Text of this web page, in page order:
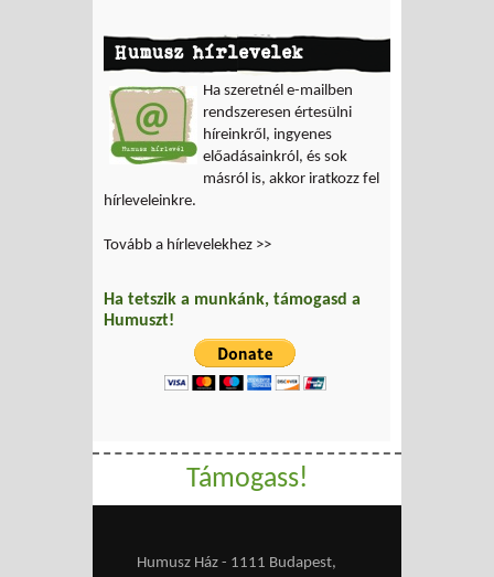
Humusz hírlevelek
Ha szeretnél e-mailben
rendszeresen értesülni
híreinkről, ingyenes
előadásainkról, és sok
másról is, akkor iratkozz fel
hírleveleinkre.
Tovább a hírlevelekhez >>
Ha tetszik a munkánk, támogasd a
Humuszt!
Támogass!
Humusz Ház - 1111 Budapest,